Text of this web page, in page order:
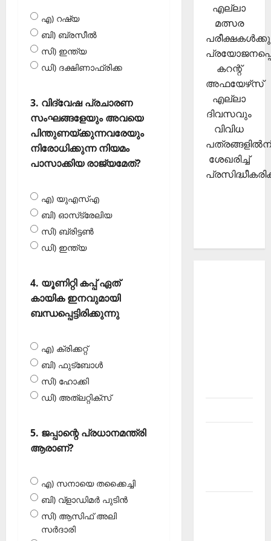
എ) റഷ്യ
ബി) ബ്രസീല്‍
സി) ഇന്ത്യ
ഡി) ദക്ഷിണാഫ്രിക്ക
3. വിദ്വേഷ പ്രചാരണ
സംഘങ്ങളേയും അവയെ
പിന്തുണയ്ക്കുന്നവരേയും
നിരോധിക്കുന്ന നിയമം
പാസാക്കിയ രാജ്യമേത്?
എ) യുഎസ്എ
ബി) ഓസ്‌ട്രേലിയ
സി) ബ്രിട്ടണ്‍
ഡി) ഇന്ത്യ
4. യൂണിറ്റി കപ്പ് ഏത്
കായിക ഇനവുമായി
ബന്ധപ്പെട്ടിരിക്കുന്നു
എ) ക്രിക്കറ്റ്
ബി) ഫുട്‌ബോള്‍
സി) ഹോക്കി
ഡി) അത്‌ലറ്റിക്‌സ്‌
5. ജപ്പാന്റെ പ്രധാനമന്ത്രി
ആരാണ്?
എ) സനായെ തക്കൈച്ചി
ബി) വ്‌ളാഡിമര്‍ പുടിന്‍
സി) ആസിഫ് അലി
സര്‍ദാരി
എല്ലാ
മത്സര
കറന്റ്
അഫയേഴ്‌സ്
എല്ലാ
ദിവസവും
വിവിധ
ശേഖരിച്ച്